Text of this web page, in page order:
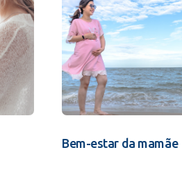
Bem-estar da mamãe